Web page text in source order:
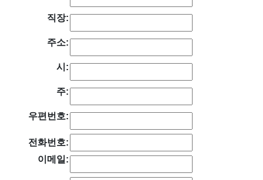
직장:
주소:
시:
주:
우편번호:
전화번호:
이메일: